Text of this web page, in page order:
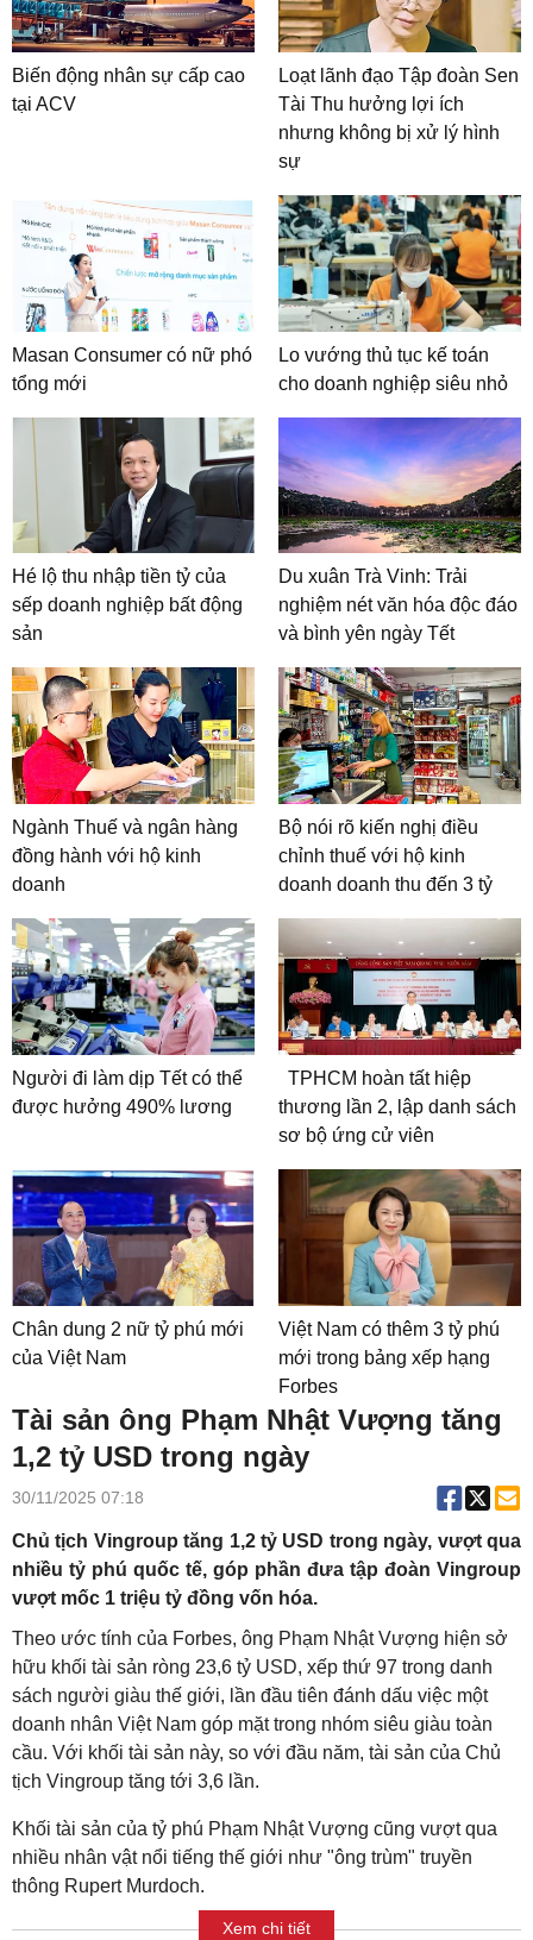
Biến động nhân sự cấp cao
tại ACV
Loạt lãnh đạo Tập đoàn Sen
Tài Thu hưởng lợi ích
nhưng không bị xử lý hình
sự
Masan Consumer có nữ phó
tổng mới
Lo vướng thủ tục kế toán
cho doanh nghiệp siêu nhỏ
Hé lộ thu nhập tiền tỷ của
sếp doanh nghiệp bất động
sản
Du xuân Trà Vinh: Trải
nghiệm nét văn hóa độc đáo
và bình yên ngày Tết
Ngành Thuế và ngân hàng
đồng hành với hộ kinh
doanh
Bộ nói rõ kiến nghị điều
chỉnh thuế với hộ kinh
doanh doanh thu đến 3 tỷ
Người đi làm dịp Tết có thể
được hưởng 490% lương
TPHCM hoàn tất hiệp
thương lần 2, lập danh sách
sơ bộ ứng cử viên
Chân dung 2 nữ tỷ phú mới
của Việt Nam
Việt Nam có thêm 3 tỷ phú
mới trong bảng xếp hạng
Forbes
Tài sản ông Phạm Nhật Vượng tăng
1,2 tỷ USD trong ngày
30/11/2025 07:18
Chủ tịch Vingroup tăng 1,2 tỷ USD trong ngày, vượt qua
nhiều tỷ phú quốc tế, góp phần đưa tập đoàn Vingroup
vượt mốc 1 triệu tỷ đồng vốn hóa.
Theo ước tính của Forbes, ông Phạm Nhật Vượng hiện sở
hữu khối tài sản ròng 23,6 tỷ USD, xếp thứ 97 trong danh
sách người giàu thế giới, lần đầu tiên đánh dấu việc một
doanh nhân Việt Nam góp mặt trong nhóm siêu giàu toàn
cầu. Với khối tài sản này, so với đầu năm, tài sản của Chủ
tịch Vingroup tăng tới 3,6 lần.
Khối tài sản của tỷ phú Phạm Nhật Vượng cũng vượt qua
nhiều nhân vật nổi tiếng thế giới như "ông trùm" truyền
thông Rupert Murdoch.
Xem chi tiết